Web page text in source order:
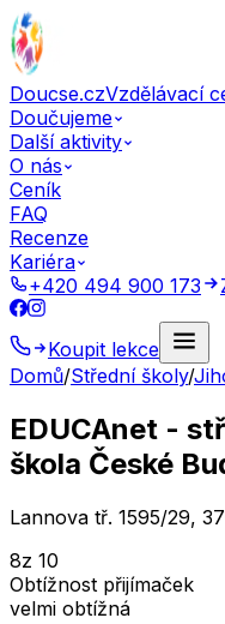
Doucse.czVzdělávací
Doučujeme
Další aktivity
O nás
Ceník
FAQ
Recenze
Kariéra
+420 494 900 173
Koupit lekce
Domů/Střední školy/
EDUCAnet -
škola České
Lannova tř. 1595/29,
8z 10
Obtížnost přijímaček
velmi obtížná